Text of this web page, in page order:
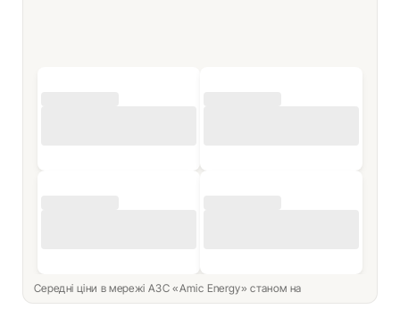
Середні ціни в мережі АЗС «Amic Energy» станом на